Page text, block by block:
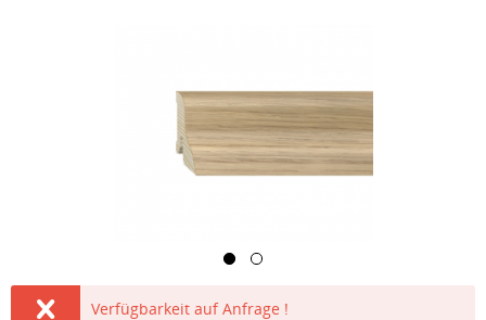
Verfügbarkeit auf Anfrage !